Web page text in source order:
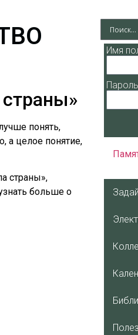
понять,
а целое понятие,
страны»,
больше о
Имя
Пароль